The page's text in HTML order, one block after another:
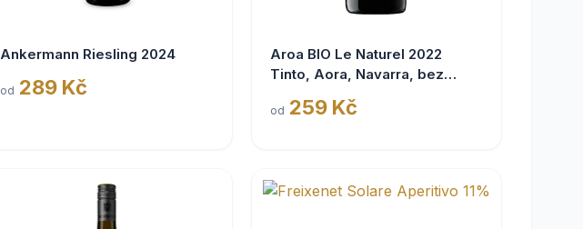
Ankermann Riesling 2024
od 289 Kč
Aroa BIO Le Naturel 2022
Tinto, Aora, Navarra, bez
od 259 Kč